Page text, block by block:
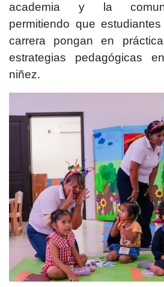
academia y la
permitiendo que
carrera pongan en
estrategias pedagógicas
niñez.